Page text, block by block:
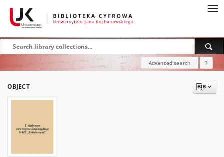
Advanced search ?
OBJECT